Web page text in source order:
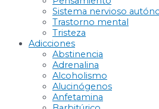
Sistema nervioso
Trastorno mental
Tristeza
Adicciones
Abstinencia
Adrenalina
Alcoholismo
Alucinógenos
Anfetamina